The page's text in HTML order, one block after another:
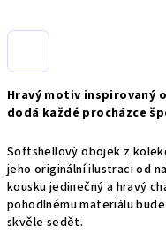
Hravý motiv inspirovaný
dodá každé procházce
Softshellový obojek z
jeho originální ilustraci od
kousku jedinečný a hravý
pohodlnému materiálu
skvěle sedět.